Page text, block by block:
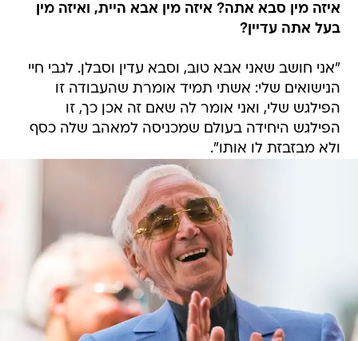
איזה מין סבא אתה? איזה מין אבא היית, ואיזה מין
בעל אתה עדיין?
"אני חושב שאני אבא טוב, וסבא עדין וסבלן. לגבי חיי
הנישואים שלי: אשתי תמיד אומרת שהעבודה זו
הפילגש שלי, ואני אומר לה שאם זה אכן כך, זו
הפילגש היחידה בעולם שמכניסה למאהב שלה כסף
ולא מבזבזת לו אותו".